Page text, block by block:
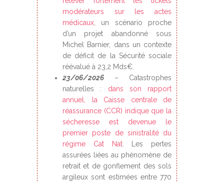
modérateurs sur les actes
médicaux , un scénario proche
d’un projet abandonné sous
Michel Barnier, dans un contexte
de déficit de la Sécurité sociale
réévalué à 23,2 Mds€.
23/06/2026 – Catastrophes
naturelles : dans son rapport
annuel, la Caisse centrale de
réassurance (CCR) indique que la
sécheresse est devenue le
premier poste de sinistralité du
régime Cat Nat. Les pertes
assurées liées au phénomène de
retrait et de gonflement des sols
argileux sont estimées entre 770